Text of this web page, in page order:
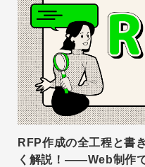
RFP作成の全工程と書
く解説！——Web制作